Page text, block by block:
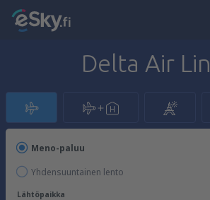
Delta Air
Meno-paluu
Yhdensuuntainen lento
Lähtöpaikka